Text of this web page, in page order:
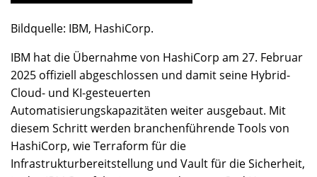
Bildquelle: IBM, HashiCorp.
IBM hat die Übernahme von HashiCorp am 27. Februar
2025 offiziell abgeschlossen und damit seine Hybrid-
Cloud- und KI-gesteuerten
Automatisierungskapazitäten weiter ausgebaut. Mit
diesem Schritt werden branchenführende Tools von
HashiCorp, wie Terraform für die
Infrastrukturbereitstellung und Vault für die Sicherheit,